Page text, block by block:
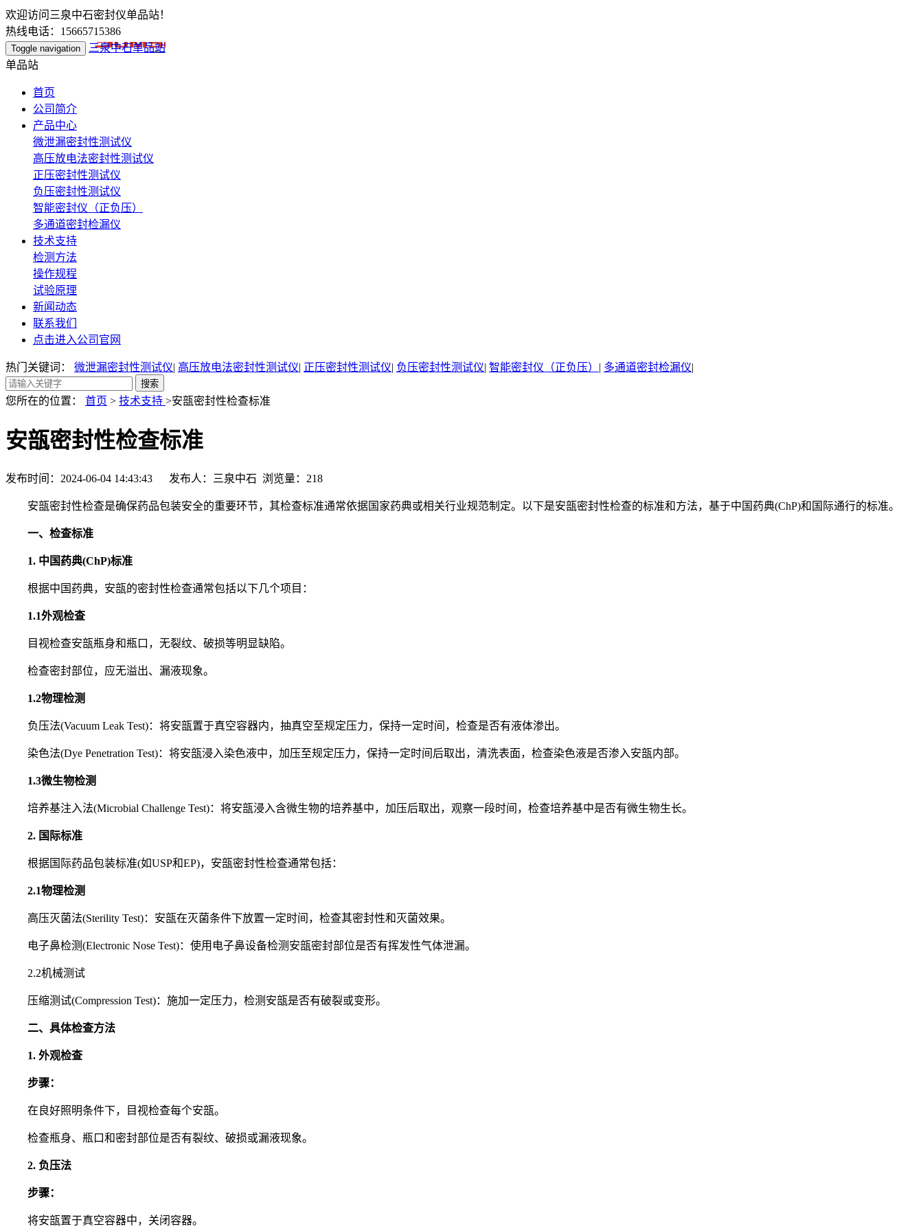
欢迎访问三泉中石密封仪单品站！
热线电话：15665715386
Toggle navigation
三泉中石单品站
单品站
首页
公司简介
产品中心
微泄漏密封性测试仪
高压放电法密封性测试仪
正压密封性测试仪
负压密封性测试仪
智能密封仪（正负压）
多通道密封检漏仪
技术支持
检测方法
操作规程
试验原理
新闻动态
联系我们
点击进入公司官网
热门关键词： 微泄漏密封性测试仪| 高压放电法密封性测试仪| 正压密封性测试仪| 负压密封性测试仪| 智能密封仪（正负压） | 多通道密封检漏仪|
您所在的位置： 首页 > 技术支持 >安瓿密封性检查标准
安瓿密封性检查标准
发布时间：2024-06-04 14:43:43 发布人：三泉中石 浏览量： 218
安瓿密封性检查是确保药品包装安全的重要环节，其检查标准通常依据国家药典或相关行业规范制定。以下是安瓿密封性检查的标准和方法，基于中国药典(ChP)和国际通行的标准。
一、检查标准
1. 中国药典(ChP)标准
根据中国药典，安瓿的密封性检查通常包括以下几个项目：
1.1外观检查
目视检查安瓿瓶身和瓶口，无裂纹、破损等明显缺陷。
检查密封部位，应无溢出、漏液现象。
1.2物理检测
负压法(Vacuum Leak Test)：将安瓿置于真空容器内，抽真空至规定压力，保持一定时间，检查是否有液体渗出。
染色法(Dye Penetration Test)：将安瓿浸入染色液中，加压至规定压力，保持一定时间后取出，清洗表面，检查染色液是否渗入安瓿内部。
1.3微生物检测
培养基注入法(Microbial Challenge Test)：将安瓿浸入含微生物的培养基中，加压后取出，观察一段时间，检查培养基中是否有微生物生长。
2. 国际标准
根据国际药品包装标准(如USP和EP)，安瓿密封性检查通常包括：
2.1物理检测
高压灭菌法(Sterility Test)：安瓿在灭菌条件下放置一定时间，检查其密封性和灭菌效果。
电子鼻检测(Electronic Nose Test)：使用电子鼻设备检测安瓿密封部位是否有挥发性气体泄漏。
2.2机械测试
压缩测试(Compression Test)：施加一定压力，检测安瓿是否有破裂或变形。
二、具体检查方法
1. 外观检查
步骤：
在良好照明条件下，目视检查每个安瓿。
检查瓶身、瓶口和密封部位是否有裂纹、破损或漏液现象。
2. 负压法
步骤：
将安瓿置于真空容器中，关闭容器。